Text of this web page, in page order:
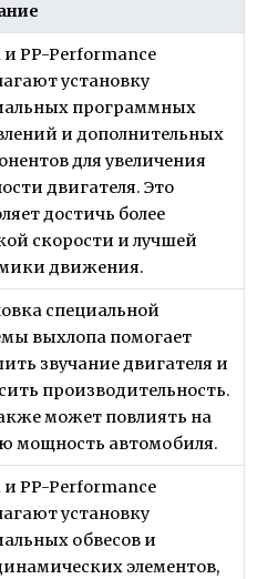
и PP-Performance
установку
программных
и дополнительных
для увеличения
двигателя. Это
достичь более
скорости и лучшей
движения.
специальной
выхлопа помогает
звучание двигателя и
производительность.
может повлиять на
мощность автомобиля.
и PP-Performance
установку
обвесов и
элементов,